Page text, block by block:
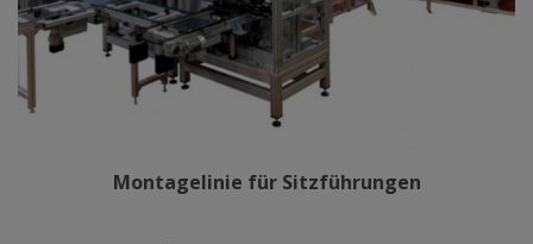
Montagelinie für Sitzführungen